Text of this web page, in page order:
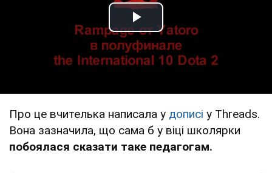
Play Video
Про це вчителька написала у дописі у Тhreads.
Вона зазначила, що сама б у віці школярки
побоялася сказати таке педагогам.